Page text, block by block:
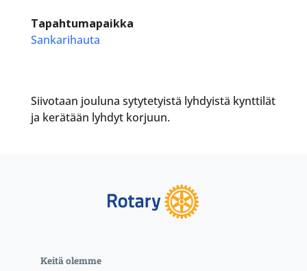
Tapahtumapaikka
Sankarihauta
Siivotaan jouluna sytytetyistä lyhdyistä kynttilät
ja kerätään lyhdyt korjuun.
Keitä olemme